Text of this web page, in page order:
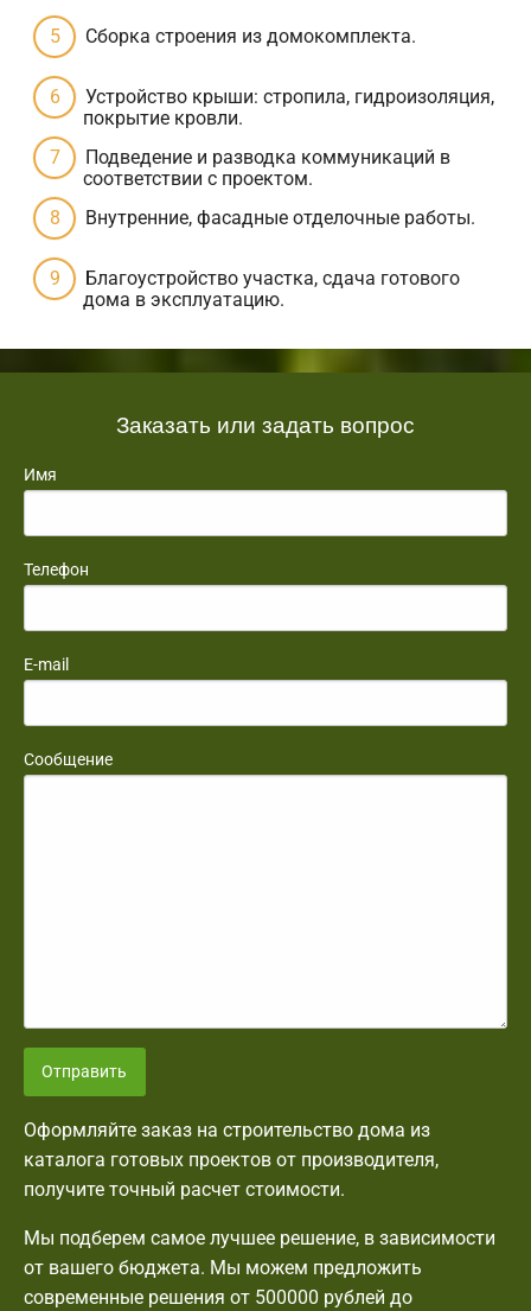
Сборка строения из домокомплекта.
Устройство крыши: стропила, гидроизоляция,
покрытие кровли.
Подведение и разводка коммуникаций в
соответствии с проектом.
Внутренние, фасадные отделочные работы.
Благоустройство участка, сдача готового
дома в эксплуатацию.
Заказать или задать вопрос
Имя
Телефон
E-mail
Сообщение
Отправить
Оформляйте заказ на строительство дома из
каталога готовых проектов от производителя,
получите точный расчет стоимости.
Мы подберем самое лучшее решение, в зависимости
от вашего бюджета. Мы можем предложить
современные решения от 500000 рублей до